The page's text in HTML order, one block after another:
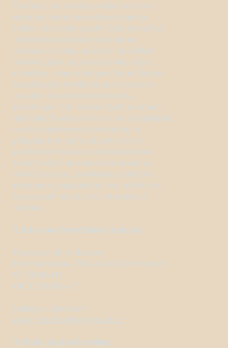
Soubory cookies jsou krátké textové
soubory, které internetová stránka
odešle do Vašeho prohlížeče. Umožňují
internetové stránce zaznamenat
informace o Vaší návštěvě, například
zvolený jazyk a podobně. Následující
návštěva stránek tak pro Vás může být
snazší a příjemnější. Soubory cookies
jsou důležité, neboť bez nich by
procházení sítě Internet bylo mnohem
složitější. Soubory cookies umožňují lepší
využití naší internetové stránky a
přizpůsobení jejího obsahu Vašim
potřebám. Soubory cookies používá
téměř každá internetová stránka na
světě. Soubory cookies jsou užitečné,
protože zvyšují uživatelskou přívětivost
opakovaně navštívené internetové
stránky.
2. Kdo jsme (Identifikace správce).
Parkovací dům Tiba s.r.o.
Pod Kesnerkou 2554/40, 150 00 Praha 5
IČ: 19686412
DIČ:CZ19686412
(dále jen „Správce“)
pavel.moucha@verona23.cz
3. Druhy souborů cookies.